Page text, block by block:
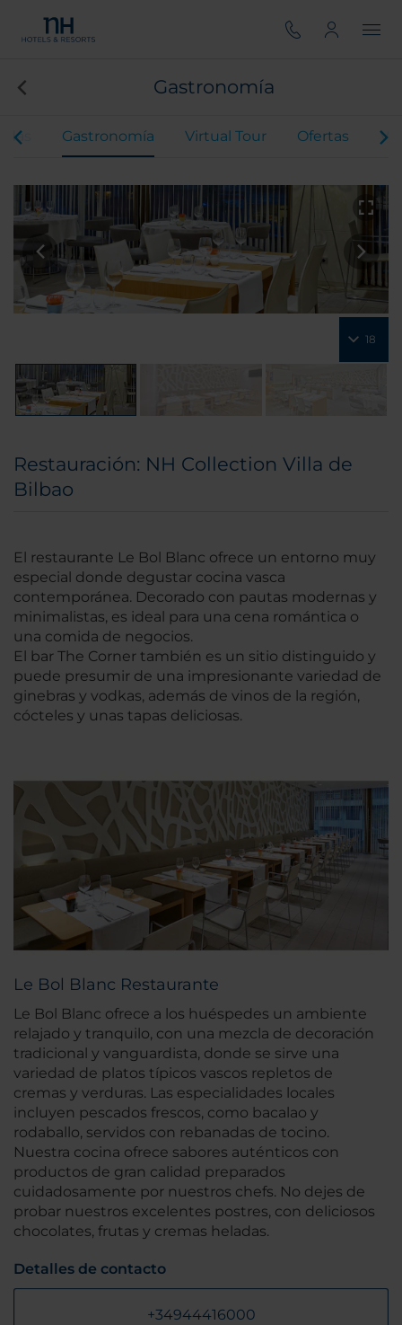
Gastronomía
Gastronomía Virtual Tour Ofertas
18
Restauración: NH Collection Villa de
Bilbao
El restaurante Le Bol Blanc ofrece un entorno muy
especial donde degustar cocina vasca
contemporánea. Decorado con pautas modernas y
minimalistas, es ideal para una cena romántica o
una comida de negocios.
El bar The Corner también es un sitio distinguido y
puede presumir de una impresionante variedad de
ginebras y vodkas, además de vinos de la región,
cócteles y unas tapas deliciosas.
Le Bol Blanc Restaurante
Le Bol Blanc ofrece a los huéspedes un ambiente
relajado y tranquilo, con una mezcla de decoración
tradicional y vanguardista, donde se sirve una
variedad de platos típicos vascos repletos de
cremas y verduras. Las especialidades locales
incluyen pescados frescos, como bacalao y
rodaballo, servidos con rebanadas de tocino.
Nuestra cocina ofrece sabores auténticos con
productos de gran calidad preparados
cuidadosamente por nuestros chefs. No dejes de
probar nuestros excelentes postres, con deliciosos
chocolates, frutas y cremas heladas.
Detalles de contacto
+34944416000